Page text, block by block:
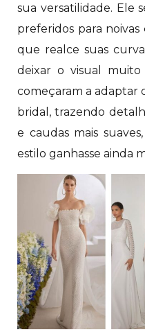
sua versatilidade. Ele
preferidos para
que realce suas
deixar o visual muito
começaram a adaptar
bridal, trazendo
e caudas mais
estilo ganhasse ainda